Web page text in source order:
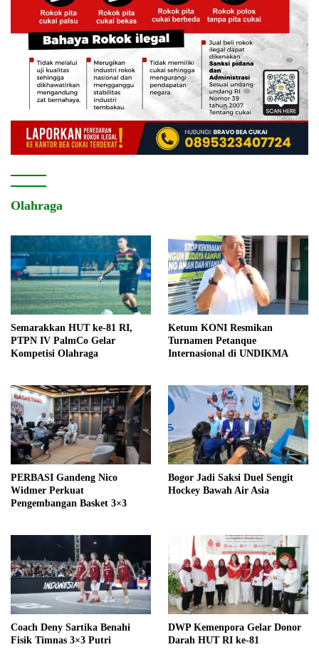
Olahraga
Semarakkan HUT ke-81 RI,
PTPN IV PalmCo Gelar
Kompetisi Olahraga
Ketum KONI Resmikan
Turnamen Petanque
Internasional di UNDIKMA
PERBASI Gandeng Nico
Widmer Perkuat
Pengembangan Basket 3×3
Bogor Jadi Saksi Duel Sengit
Hockey Bawah Air Asia
Coach Deny Sartika Benahi
Fisik Timnas 3×3 Putri
DWP Kemenpora Gelar Donor
Darah HUT RI ke-81